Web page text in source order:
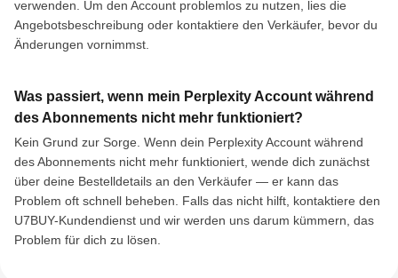
verwenden. Um den Account problemlos zu nutzen, lies die
Angebotsbeschreibung oder kontaktiere den Verkäufer, bevor du
Änderungen vornimmst.
Was passiert, wenn mein Perplexity Account während
des Abonnements nicht mehr funktioniert?
Kein Grund zur Sorge. Wenn dein Perplexity Account während
des Abonnements nicht mehr funktioniert, wende dich zunächst
über deine Bestelldetails an den Verkäufer — er kann das
Problem oft schnell beheben. Falls das nicht hilft, kontaktiere den
U7BUY-Kundendienst und wir werden uns darum kümmern, das
Problem für dich zu lösen.